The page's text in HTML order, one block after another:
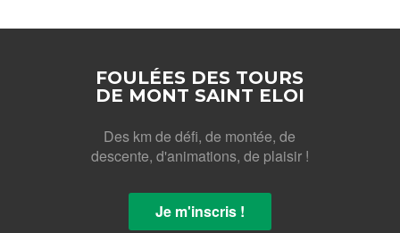
FOULÉES DES TOURS
DE MONT SAINT ELOI
Des km de défi, de montée, de
descente, d'animations, de plaisir !
Je m'inscris !